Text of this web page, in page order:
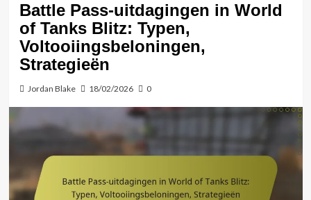
Battle Pass-uitdagingen in World
of Tanks Blitz: Typen,
Voltooiingsbeloningen,
Strategieën
Jordan Blake 18/02/2026 0